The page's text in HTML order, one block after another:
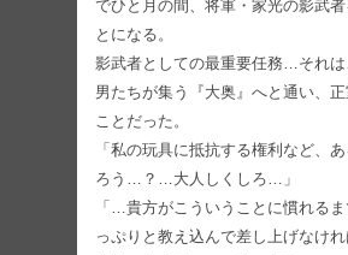
でひと月の間、将軍・家光の影武者
とになる。
影武者としての最重要任務…それ
男たちが集う『大奥』へと通い、
ことだった。
「私の玩具に抵抗する権利など、
ろう…？…大人しくしろ…」
「…貴方がこういうことに慣れる
っぷりと教え込んで差し上げなけ